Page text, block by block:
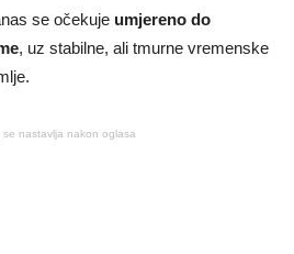
se očekuje umjereno do
, uz stabilne, ali tmurne vremenske
se nastavlja nakon oglasa